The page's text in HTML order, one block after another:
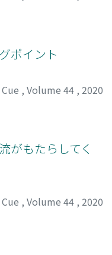
ポイント
Cue , Volume 44 , 2020
がもたらしてく
Cue , Volume 44 , 2020